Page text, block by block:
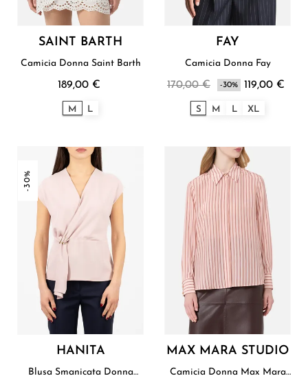
SAINT BARTH
Camicia Donna Saint Barth
189,00 €
M L
FAY
Camicia Donna Fay
170,00 € -30% 119,00 €
S M L XL
-30%
HANITA
Blusa Smanicata Donna
MAX MARA STUDIO
Camicia Donna Max Mara